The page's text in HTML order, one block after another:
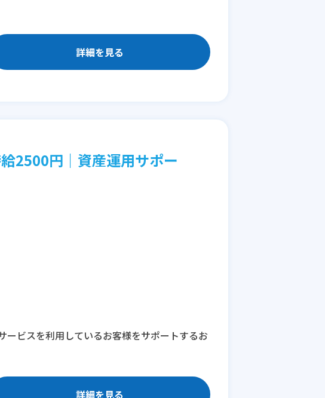
詳細を見る
2500円｜資産運用サポー
ービスを利用しているお客様をサポートするお
詳細を見る